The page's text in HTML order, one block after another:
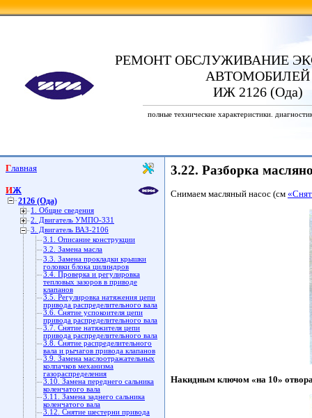
РЕМОНТ ОБСЛУЖИВАНИЕ
АВТОМОБИЛЕЙ
ИЖ 2126 (Ода)
полные технические характеристики.
Главная
ИЖ
2126 (Ода)
1. Общие сведения
2. Двигатель УМПО-331
3. Двигатель ВАЗ-2106
3.1. Описание конструкции
3.2. Замена масла
3.3. Замена прокладки крышки
головки блока цилиндров
3.4. Проверка и регулировка
тепловых зазоров в приводе
клапанов
3.5. Регулировка натяжения цепи
привода распределительного вала
3.6. Снятие успокоителя цепи
привода распределительного вала
3.7. Снятие натяжителя цепи
привода распределительного вала
3.8. Снятие распределительного
вала и рычагов привода клапанов
3.9. Замена маслоотражательных
колпачков механизма
газораспределения
3.10. Замена переднего сальника
коленчатого вала
3.11. Замена заднего сальника
коленчатого вала
3.12. Снятие шестерни привода
3.22. Разборка
Снимаем масляный насос (см
Накидным ключом «на 10»